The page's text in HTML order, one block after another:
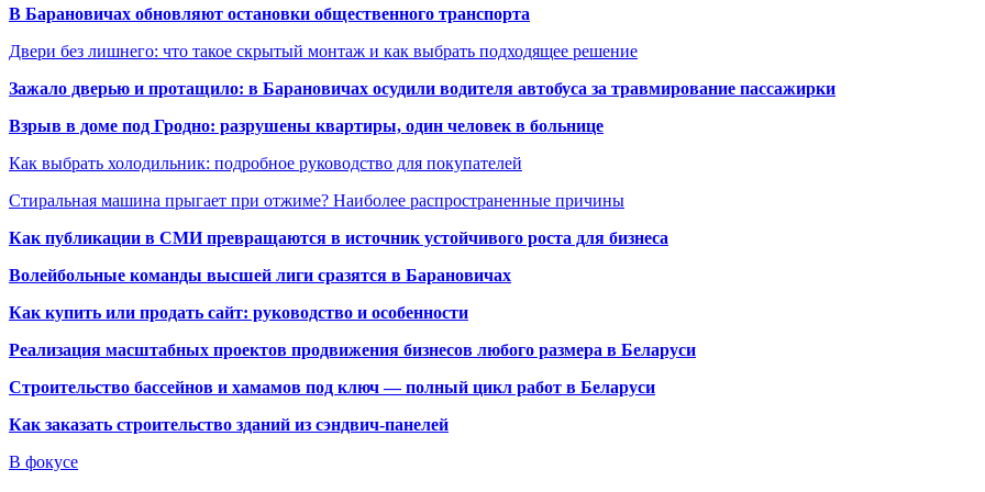
В Барановичах обновляют остановки общественного транспорта
Двери без лишнего: что такое скрытый монтаж и как выбрать подходящее решение
Зажало дверью и протащило: в Барановичах осудили водителя автобуса за травмирование пассажирки
Взрыв в доме под Гродно: разрушены квартиры, один человек в больнице
Как выбрать холодильник: подробное руководство для покупателей
Стиральная машина прыгает при отжиме? Наиболее распространенные причины
Как публикации в СМИ превращаются в источник устойчивого роста для бизнеса
Волейбольные команды высшей лиги сразятся в Барановичах
Как купить или продать сайт: руководство и особенности
Реализация масштабных проектов продвижения бизнесов любого размера в Беларуси
Строительство бассейнов и хамамов под ключ — полный цикл работ в Беларуси
Как заказать строительство зданий из сэндвич-панелей
В фокусе